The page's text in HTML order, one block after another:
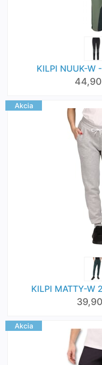
KILPI NUUK-
Akcia
KILPI MATTY-
Akcia